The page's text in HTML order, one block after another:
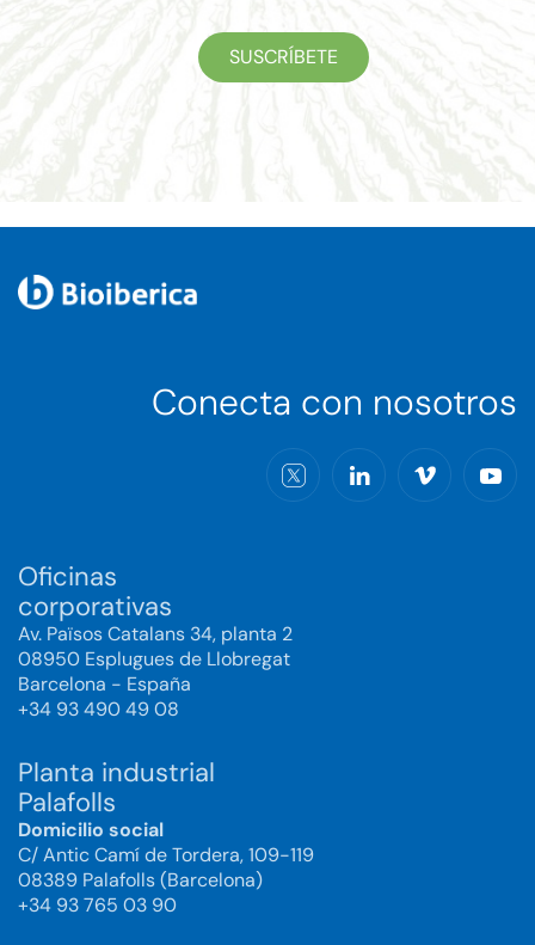
SUSCRÍBETE
Conecta con nosotros
Oficinas
corporativas
Av. Països Catalans 34, planta 2
08950 Esplugues de Llobregat
Barcelona - España
+34 93 490 49 08
Planta industrial
Palafolls
Domicilio social
C/ Antic Camí de Tordera, 109-119
08389 Palafolls (Barcelona)
+34 93 765 03 90